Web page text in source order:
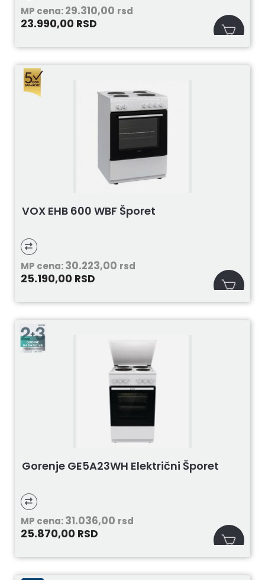
MP cena:29.310,00 rsd
23.990,00 RSD
VOX EHB 600 WBF Šporet
MP cena:30.223,00 rsd
25.190,00 RSD
Gorenje GE5A23WH Električni Šporet
MP cena:31.036,00 rsd
25.870,00 RSD